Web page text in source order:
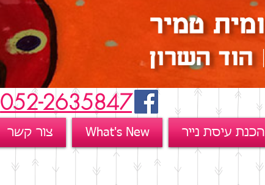
052-2635847
הכנת עיסת נייר What's New צור קשר